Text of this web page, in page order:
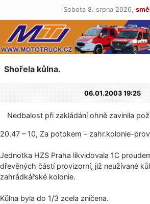
Sobota 8. srpna 2026,
Shořela kůlna.
06.01.2003 19:25
Nedbalost při zakládání ohně zavinila
20.47 – 10, Za potokem – zahr.kolonie-
Jednotka HZS Praha likvidovala 1C
dřevěných částí provizorní, již neužívané
zahrádkářské kolonie.
Kůlna byla do 1/3 zcela zničena.